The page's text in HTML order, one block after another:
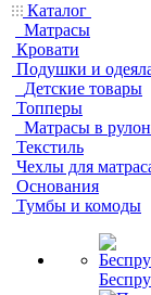
Каталог
Матрасы
Кровати
Подушки и
Детские товары
Топперы
Матрасы в
Текстиль
Чехлы для
Основания
Тумбы и комоды